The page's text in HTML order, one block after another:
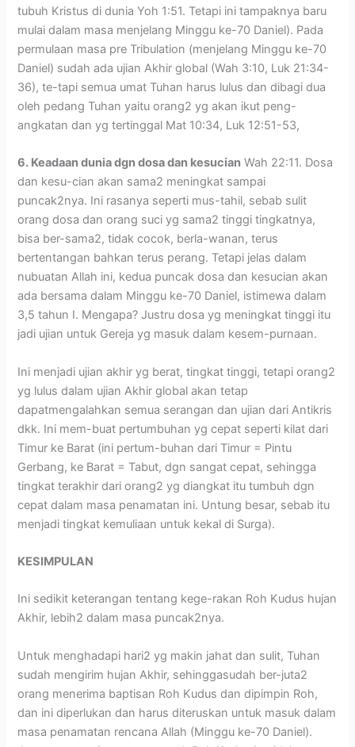
tubuh Kristus di dunia Yoh 1:51. Tetapi ini tampaknya baru
mulai dalam masa menjelang Minggu ke-70 Daniel). Pada
permulaan masa pre Tribulation (menjelang Minggu ke-70
Daniel) sudah ada ujian Akhir global (Wah 3:10, Luk 21:34-
36), te-tapi semua umat Tuhan harus lulus dan dibagi dua
oleh pedang Tuhan yaitu orang2 yg akan ikut peng-
angkatan dan yg tertinggal Mat 10:34, Luk 12:51-53,
6. Keadaan dunia dgn dosa dan kesucian Wah 22:11. Dosa
dan kesu-cian akan sama2 meningkat sampai
puncak2nya. Ini rasanya seperti mus-tahil, sebab sulit
orang dosa dan orang suci yg sama2 tinggi tingkatnya,
bisa ber-sama2, tidak cocok, berla-wanan, terus
bertentangan bahkan terus perang. Tetapi jelas dalam
nubuatan Allah ini, kedua puncak dosa dan kesucian akan
ada bersama dalam Minggu ke-70 Daniel, istimewa dalam
3,5 tahun I. Mengapa? Justru dosa yg meningkat tinggi itu
jadi ujian untuk Gereja yg masuk dalam kesem-purnaan.
Ini menjadi ujian akhir yg berat, tingkat tinggi, tetapi orang2
yg lulus dalam ujian Akhir global akan tetap
dapatmengalahkan semua serangan dan ujian dari Antikris
dkk. Ini mem-buat pertumbuhan yg cepat seperti kilat dari
Timur ke Barat (ini pertum-buhan dari Timur = Pintu
Gerbang, ke Barat = Tabut, dgn sangat cepat, sehingga
tingkat terakhir dari orang2 yg diangkat itu tumbuh dgn
cepat dalam masa penamatan ini. Untung besar, sebab itu
menjadi tingkat kemuliaan untuk kekal di Surga).
KESIMPULAN
Ini sedikit keterangan tentang kege-rakan Roh Kudus hujan
Akhir, lebih2 dalam masa puncak2nya.
Untuk menghadapi hari2 yg makin jahat dan sulit, Tuhan
sudah mengirim hujan Akhir, sehinggasudah ber-juta2
orang menerima baptisan Roh Kudus dan dipimpin Roh,
dan ini diperlukan dan harus diteruskan untuk masuk dalam
masa penamatan rencana Allah (Minggu ke-70 Daniel).